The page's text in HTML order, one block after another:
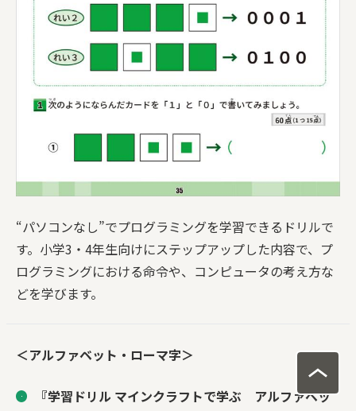
“パソコンなし”でプログラミングを学習できるドリルで
す。小学3・4年生向けにステップアップした内容で、プ
ログラミングにおける命令や、コンピュータの考え方な
どを学びます。
＜アルファベット・ローマ字＞
『学習ドリル マインクラフトで学ぶ アルファベッ